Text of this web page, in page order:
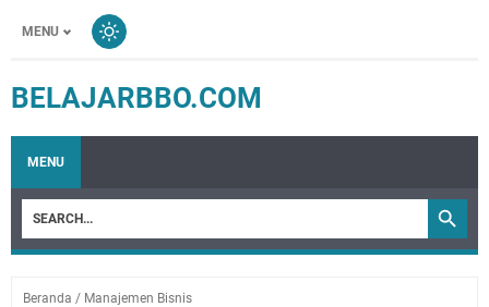
MENU
BELAJARBBO.COM
MENU
Beranda / Manajemen Bisnis